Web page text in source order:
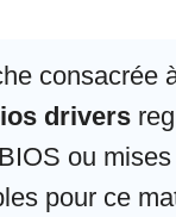
consacrée
drivers
ou
pour ce